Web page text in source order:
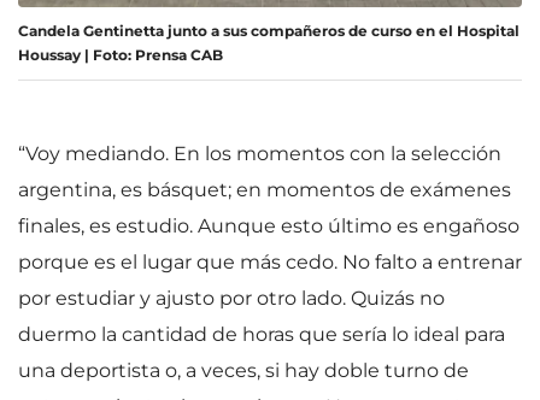
Candela Gentinetta junto a sus compañeros de curso en el Hospital
Houssay | Foto: Prensa CAB
“Voy mediando. En los momentos con la selección
argentina, es básquet; en momentos de exámenes
finales, es estudio. Aunque esto último es engañoso
porque es el lugar que más cedo. No falto a entrenar
por estudiar y ajusto por otro lado. Quizás no
duermo la cantidad de horas que sería lo ideal para
una deportista o, a veces, si hay doble turno de